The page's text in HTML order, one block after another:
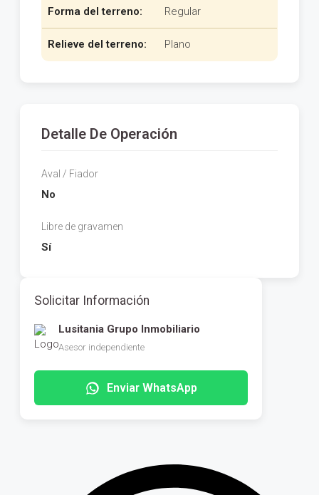
Forma del terreno: Regular
Relieve del terreno: Plano
Detalle De Operación
Aval / Fiador
No
Libre de gravamen
Sí
Solicitar Información
Lusitania Grupo Inmobiliario
Asesor independiente
Enviar WhatsApp